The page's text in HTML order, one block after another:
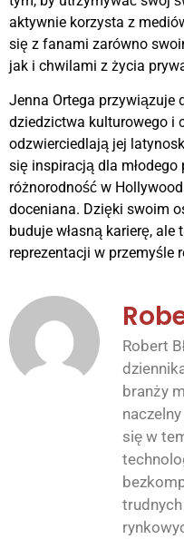
aktywnie korzysta z
się z fanami zarówno
jak i chwilami z życia
Jenna Ortega przywiązuje
dziedzictwa kulturowego i
odzwierciedlają jej
się inspiracją dla młodego
różnorodność w
doceniana. Dzięki swoim
buduje własną karierę,
reprezentacji w przemyśle
Robert
branży
się w